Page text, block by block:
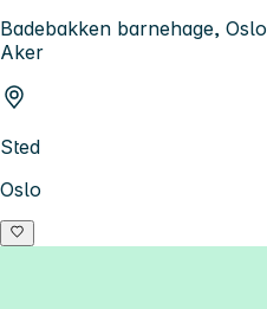
Badebakken barnehage,
Aker
Sted
Oslo